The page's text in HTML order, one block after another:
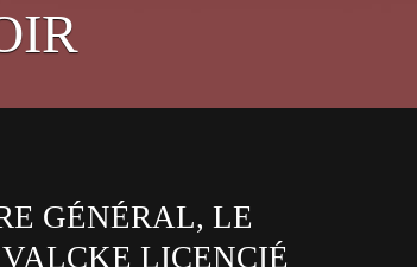
GÉNÉRAL, LE
LICENCIÉ